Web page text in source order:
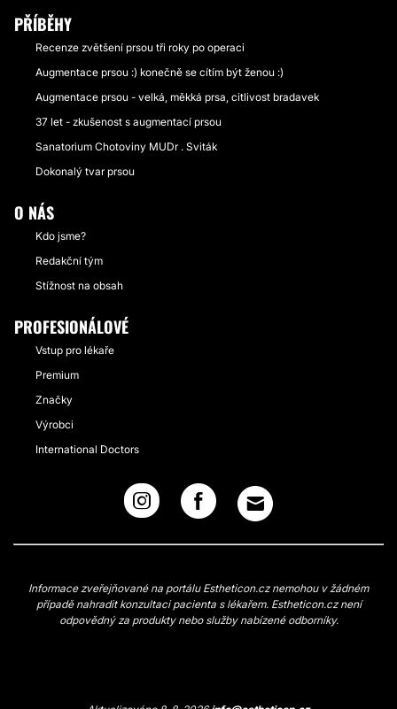
PŘÍBĚHY
Recenze zvětšení prsou tři roky po operaci
Augmentace prsou :) konečně se cítím být ženou :)
Augmentace prsou - velká, měkká prsa, citlivost bradavek
37 let - zkušenost s augmentací prsou
Sanatorium Chotoviny MUDr . Sviták
Dokonalý tvar prsou
O NÁS
Kdo jsme?
Redakční tým
Stížnost na obsah
PROFESIONÁLOVÉ
Vstup pro lékaře
Premium
Značky
Výrobci
International Doctors
Informace zveřejňované na portálu Estheticon.cz nemohou v žádném
případě nahradit konzultaci pacienta s lékařem. Estheticon.cz není
odpovědný za produkty nebo služby nabízené odborníky.